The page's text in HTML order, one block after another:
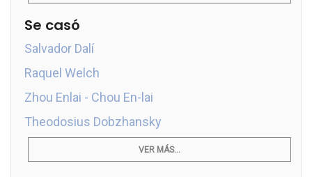
Se casó
Salvador Dalí
Raquel Welch
Zhou Enlai - Chou En-lai
Theodosius Dobzhansky
VER MÁS...